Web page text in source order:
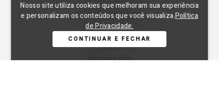
Nosso site utiliza cookies que melhoram sua experiência
e personalizam os conteúdos que você visualiza.Política
de Privacidade.
CONTINUAR E FECHAR
Revender a Marca
Trabalhe Conosco
Compre Local
Nossas Lojas